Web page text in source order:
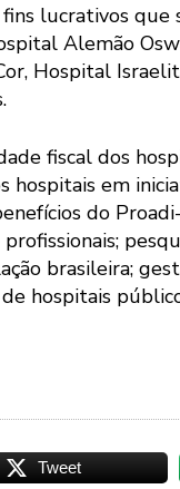
lucrativos que
Alemão
Hospital
fiscal dos
hospitais em
do
brasileira;
hospitais
Tweet